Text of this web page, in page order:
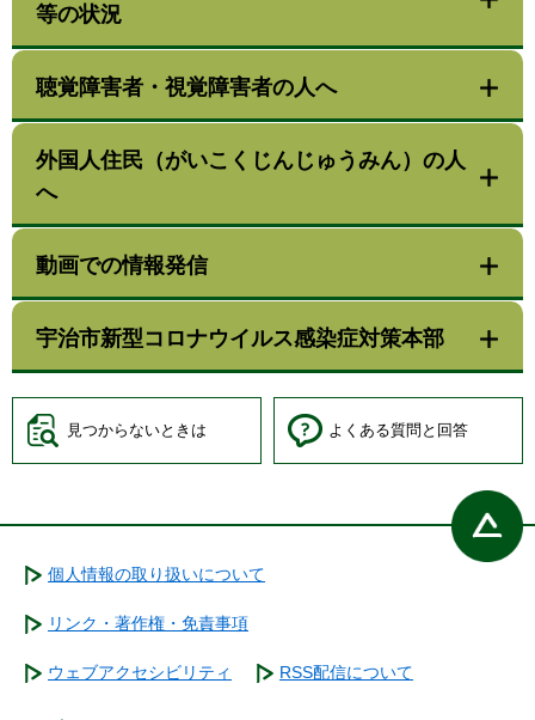
等の状況
聴覚障害者・視覚障害者の人へ
外国人住民（がいこくじんじゅうみん）の人
へ
動画での情報発信
宇治市新型コロナウイルス感染症対策本部
見つからないときは よくある質問と回答
個人情報の取り扱いについて
リンク・著作権・免責事項
ウェブアクセシビリティ RSS配信について